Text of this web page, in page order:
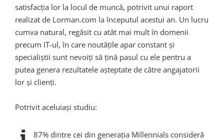
satisfacția lor la locul de muncă, potrivit unui raport
realizat de Lorman.com la începutul acestui an. Un lucru
cumva natural, regăsit cu atât mai mult în domenii
precum IT-ul, în care noutățile apar constant și
specialiștii sunt nevoiți să țină pasul cu ele pentru a
putea genera rezultatele așteptate de către angajatorii
lor și clienți.
Potrivit aceluiași studiu:
87% dintre cei din generația Millennials consideră